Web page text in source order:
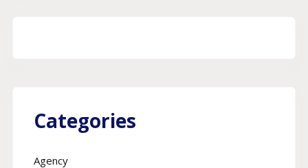
Categories
Agency